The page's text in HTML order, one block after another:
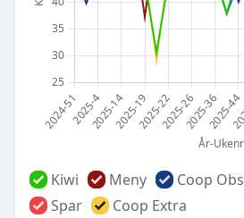
Kiwi Meny Coop Obs
Spar
Coop Extra